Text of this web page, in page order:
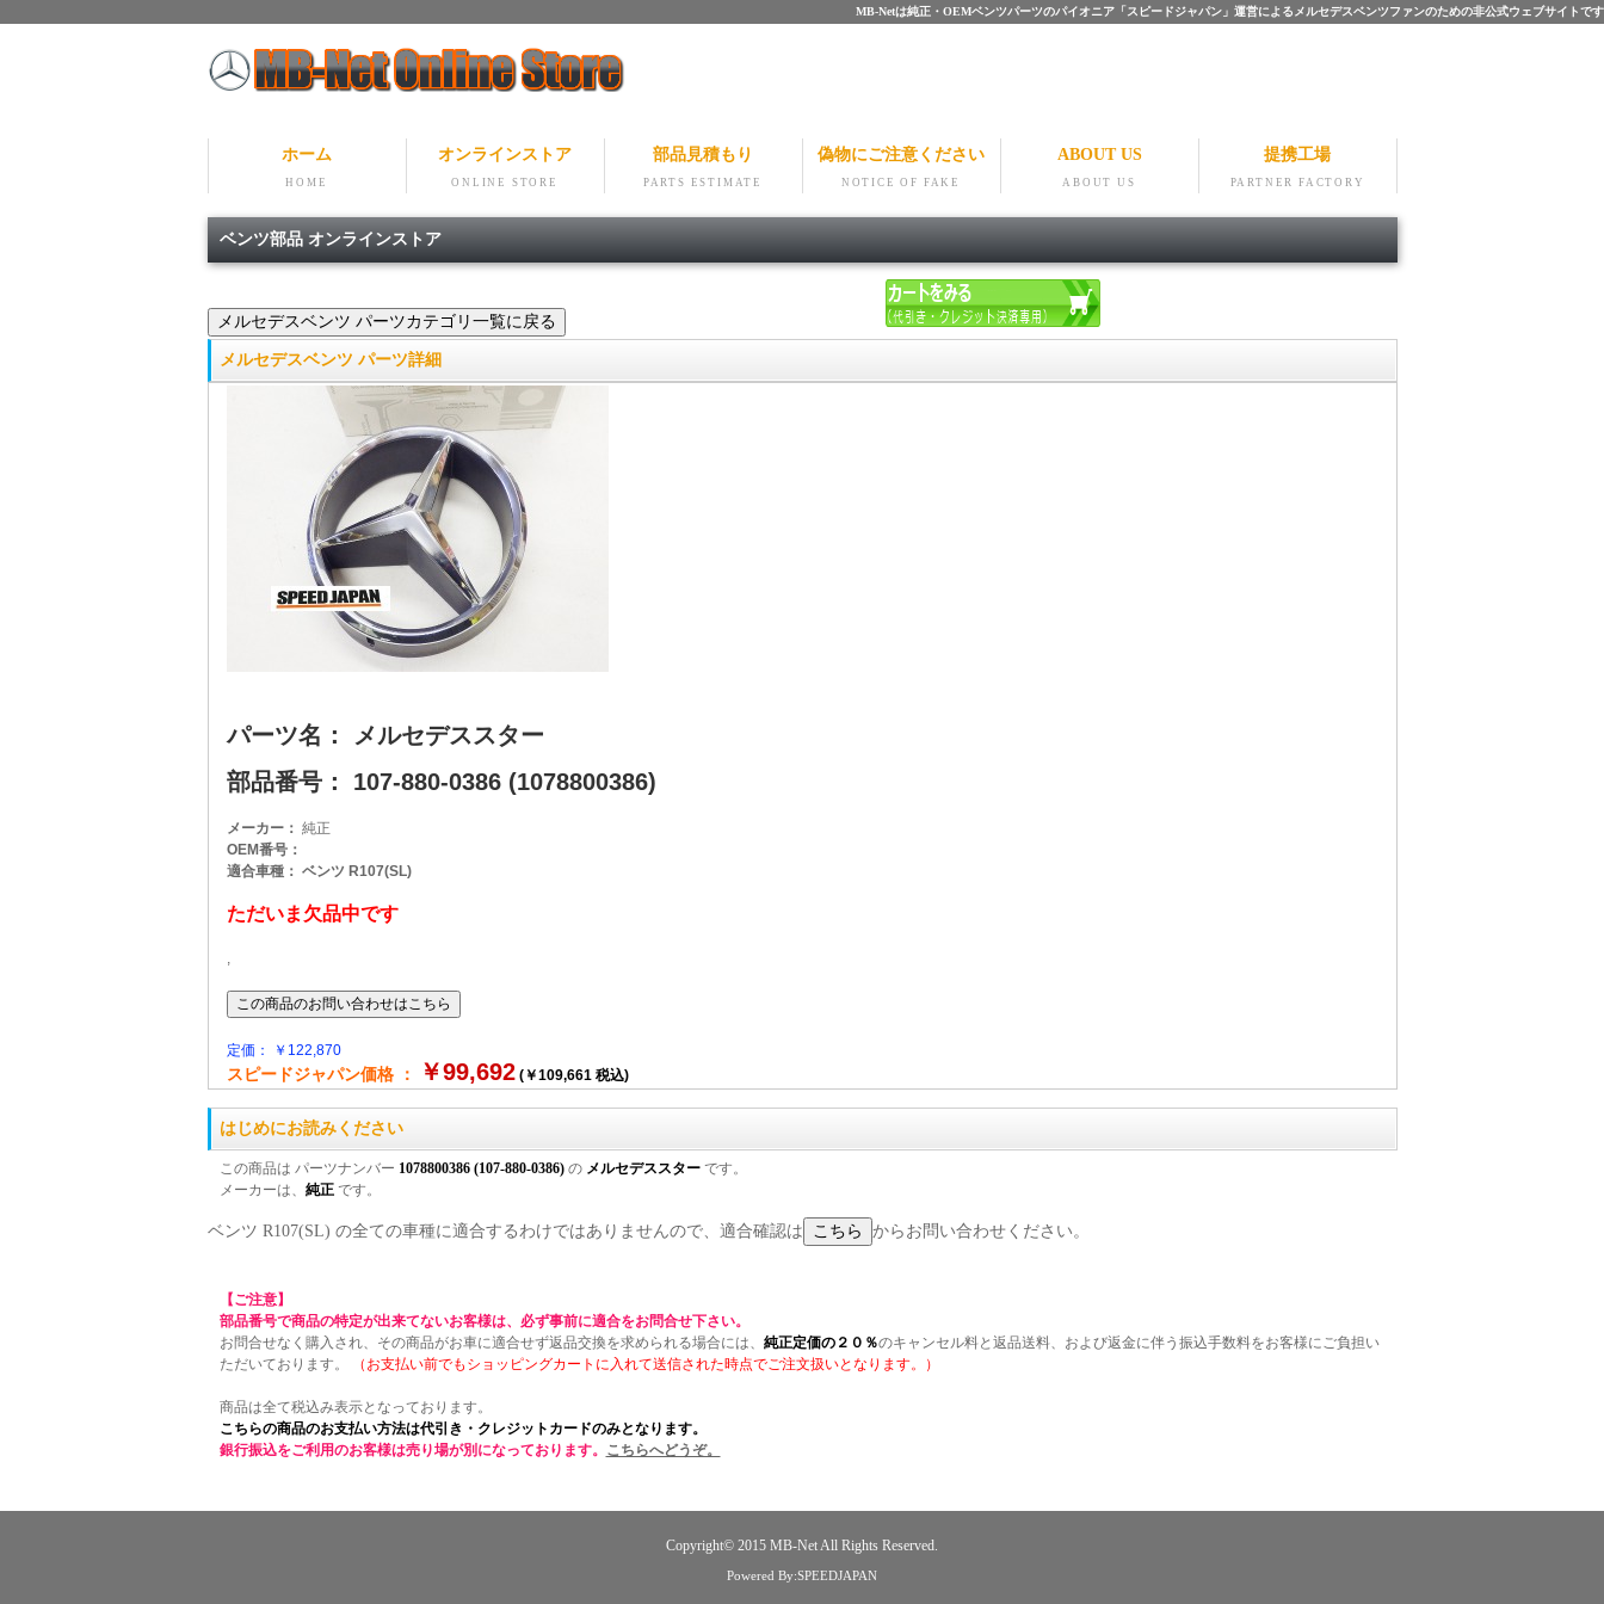
MB-Netは純正・OEMベンツパーツのパイオニア「スピードジャパン」運営によるメルセデスベンツファンのための非公式ウェブサイトです
ホーム
HOME
オンラインストア
ONLINE STORE
部品見積もり
PARTS ESTIMATE
偽物にご注意ください
NOTICE OF FAKE
ABOUT US
ABOUT US
提携工場
PARTNER FACTORY
ベンツ部品 オンラインストア
メルセデスベンツ パーツ詳細
パーツ名： メルセデススター
部品番号： 107-880-0386 (1078800386)
メーカー： 純正
OEM番号：
適合車種： ベンツ R107(SL)
ただいま欠品中です
,
定価： ￥122,870
スピードジャパン価格 ： ￥99,692(￥109,661 税込)
はじめにお読みください
この商品は パーツナンバー 1078800386 (107-880-0386)の メルセデススターです。
メーカーは、 純正です。
ベンツ R107(SL) の全ての車種に適合するわけではありませんので、適合確認は からお問い合わせください。
【ご注意】
部品番号で商品の特定が出来てないお客様は、必ず事前に適合をお問合せ下さい。
お問合せなく購入され、その商品がお車に適合せず返品交換を求められる場合には、 純正定価の２０％のキャンセル料と返品送料、および返金に伴う振込手数料をお客様にご負担い
ただいております。
（お支払い前でもショッピングカートに入れて送信された時点でご注文扱いとなります。）
商品は全て税込み表示となっております。
こちらの商品のお支払い方法は代引き・クレジットカードのみとなります。
銀行振込をご利用のお客様は売り場が別になっております。 こちらへどうぞ。
Copyright© 2015 MB-NetAll Rights Reserved.
Powered By:SPEEDJAPAN